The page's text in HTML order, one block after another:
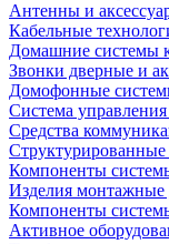
Антенны и
Кабельные
Домашние системы
Звонки дверные и
Домофонные
Система
Средства
Компоненты
Изделия
Компоненты
Активное